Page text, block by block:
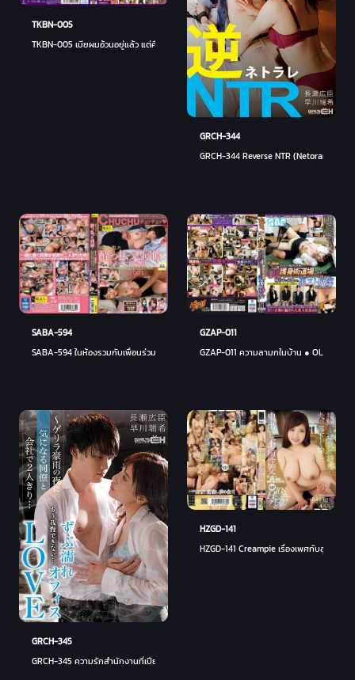
TKBN-005
TKBN-005 เมียผมอ้วนอยู่แล้ว แต่คืนนี้ผมอาจจะมีชู้ ... เมียวัยกลางคนที่สั่นสะโพกเพราะจีโป
GRCH-344
GRCH-344 Reverse NTR (Netorare) แม้
SABA-594
SABA-594 ในห้องรวมกับเพื่อนร่วมงานขี้เมาที่พลาดรถไฟขบวนสุดท้าย ... ฉันทนรูปลักษณ์ที่ป้
GZAP-011
GZAP-011 ความลามกในบ้าน ● OL ที่รวม
GRCH-345
GRCH-345 ความรักสำนักงานที่เปียกโชก ~ กองโจรคนเดียวกับเพื่อนร่วมงานที่กังวลในคืนพ
HZGD-141
HZGD-141 Creampie เรื่องเพศกับลูกน้อง